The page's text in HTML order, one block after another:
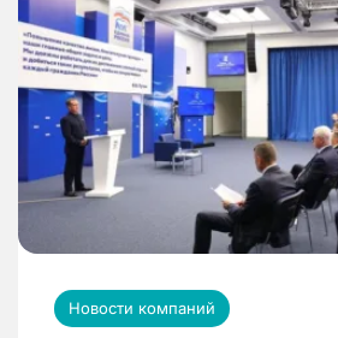
Новости компаний